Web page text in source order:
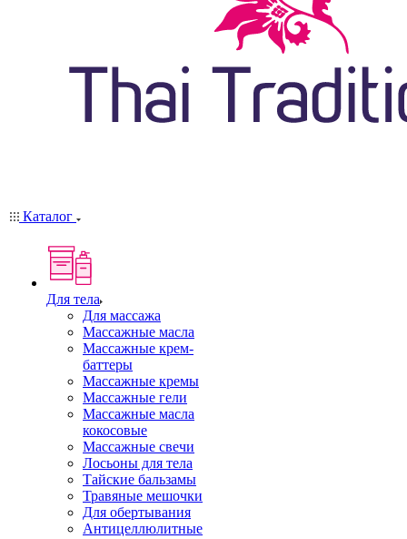
Каталог
Для тела
Для массажа
Массажные масла
Массажные крем-
баттеры
Массажные кремы
Массажные гели
Массажные масла
кокосовые
Массажные свечи
Лосьоны для тела
Тайские бальзамы
Травяные мешочки
Для обертывания
Антицеллюлитные